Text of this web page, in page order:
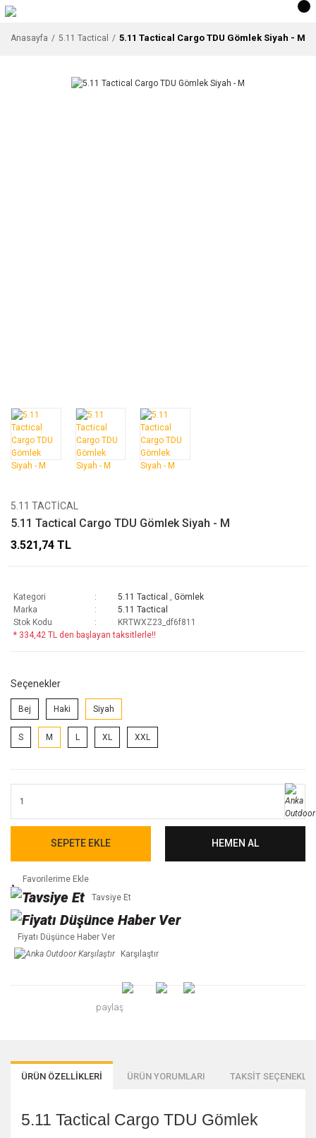
Anasayfa 5.11 Tactical 5.11 Tactical Cargo TDU Gömlek Siyah - M
5.11 TACTICAL
5.11 Tactical Cargo TDU Gömlek Siyah - M
3.521,74 TL
Kategori 5.11 Tactical
Gömlek
Marka
5.11 Tactical
Stok Kodu
KRTWXZ23_df6f811
* 334,42 TL den başlayan taksitlerle!!
Seçenekler
Bej Haki Siyah
S M L XL XXL
SEPETE EKLE HEMEN AL
Tavsiye Et
Fiyatı Düşünce Haber Ver
Karşılaştır
paylaş
ÜRÜN ÖZELLİKLERİ ÜRÜN YORUMLARI TAKSİT
5.11 Tactical Cargo TDU Gömlek